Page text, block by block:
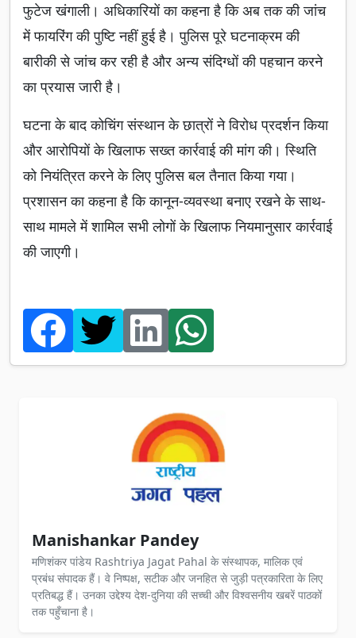
फुटेज खंगाली। अधिकारियों का कहना है कि अब तक की जांच
में फायरिंग की पुष्टि नहीं हुई है। पुलिस पूरे घटनाक्रम की
बारीकी से जांच कर रही है और अन्य संदिग्धों की पहचान करने
का प्रयास जारी है।
घटना के बाद कोचिंग संस्थान के छात्रों ने विरोध प्रदर्शन किया
और आरोपियों के खिलाफ सख्त कार्रवाई की मांग की। स्थिति
को नियंत्रित करने के लिए पुलिस बल तैनात किया गया।
प्रशासन का कहना है कि कानून-व्यवस्था बनाए रखने के साथ-
साथ मामले में शामिल सभी लोगों के खिलाफ नियमानुसार कार्रवाई
की जाएगी।
Manishankar Pandey
मणिशंकर पांडेय Rashtriya Jagat Pahal के संस्थापक, मालिक एवं
प्रबंध संपादक हैं। वे निष्पक्ष, सटीक और जनहित से जुड़ी पत्रकारिता के लिए
प्रतिबद्ध हैं। उनका उद्देश्य देश-दुनिया की सच्ची और विश्वसनीय खबरें पाठकों
तक पहुँचाना है।